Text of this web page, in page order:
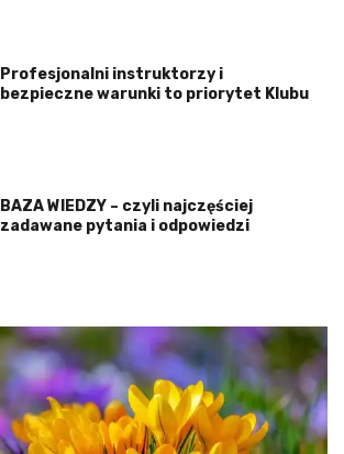
Profesjonalni instruktorzy i
bezpieczne warunki to priorytet Klubu
BAZA WIEDZY – czyli najczęściej
zadawane pytania i odpowiedzi